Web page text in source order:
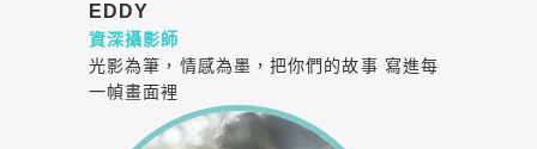
EDDY
資深攝影師
光影為筆，情感為墨，把你們的故事 寫進每
一幀畫面裡